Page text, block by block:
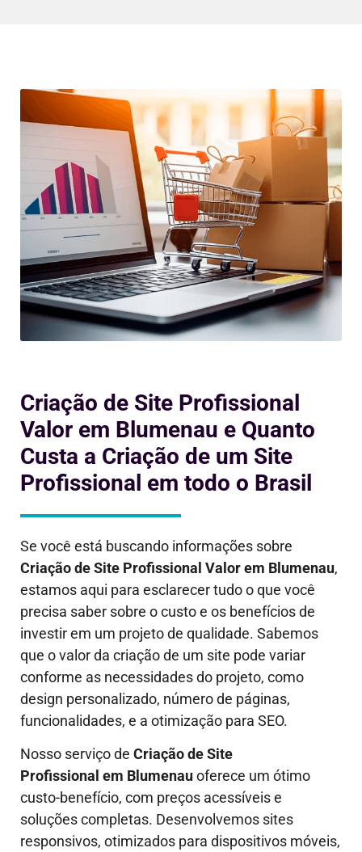
Criação de Site Profissional
Valor em Blumenau e Quanto
Custa a Criação de um Site
Profissional em todo o Brasil
Se você está buscando informações sobre
Criação de Site Profissional Valor em Blumenau,
estamos aqui para esclarecer tudo o que você
precisa saber sobre o custo e os benefícios de
investir em um projeto de qualidade. Sabemos
que o valor da criação de um site pode variar
conforme as necessidades do projeto, como
design personalizado, número de páginas,
funcionalidades, e a otimização para SEO.
Nosso serviço de Criação de Site
Profissional em Blumenauoferece um ótimo
custo-benefício, com preços acessíveis e
soluções completas. Desenvolvemos sites
responsivos, otimizados para dispositivos móveis,